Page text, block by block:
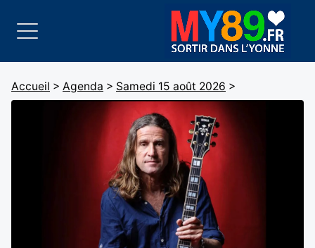
Accueil > Agenda > Samedi 15 août 2026 >